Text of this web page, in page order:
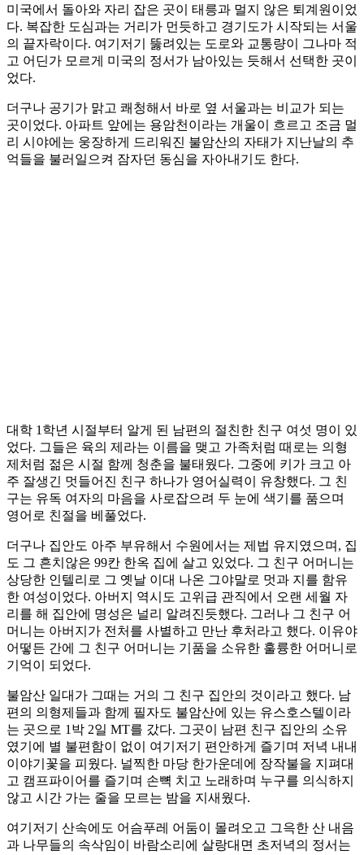
미국에서 돌아와 자리 잡은 곳이 태릉과 멀지 않은 퇴계원이었
다. 복잡한 도심과는 거리가 먼듯하고 경기도가 시작되는 서울
의 끝자락이다. 여기저기 뚫려있는 도로와 교통량이 그나마 적
고 어딘가 모르게 미국의 정서가 남아있는 듯해서 선택한 곳이
었다.
더구나 공기가 맑고 쾌청해서 바로 옆 서울과는 비교가 되는
곳이었다. 아파트 앞에는 용암천이라는 개울이 흐르고 조금 멀
리 시야에는 웅장하게 드리워진 불암산의 자태가 지난날의 추
억들을 불러일으켜 잠자던 동심을 자아내기도 한다.
대학 1학년 시절부터 알게 된 남편의 절친한 친구 여섯 명이 있
었다. 그들은 육의 제라는 이름을 맺고 가족처럼 때로는 의형
제처럼 젊은 시절 함께 청춘을 불태웠다. 그중에 키가 크고 아
주 잘생긴 멋들어진 친구 하나가 영어실력이 유창했다. 그 친
구는 유독 여자의 마음을 사로잡으려 두 눈에 색기를 품으며
영어로 친절을 베풀었다.
더구나 집안도 아주 부유해서 수원에서는 제법 유지였으며, 집
도 그 흔치않은 99칸 한옥 집에 살고 있었다. 그 친구 어머니는
상당한 인텔리로 그 옛날 이대 나온 그야말로 멋과 지를 함유
한 여성이었다. 아버지 역시도 고위급 관직에서 오랜 세월 자
리를 해 집안에 명성은 널리 알려진듯했다. 그러나 그 친구 어
머니는 아버지가 전처를 사별하고 만난 후처라고 했다. 이유야
어떻든 간에 그 친구 어머니는 기품을 소유한 훌륭한 어머니로
기억이 되었다.
불암산 일대가 그때는 거의 그 친구 집안의 것이라고 했다. 남
편의 의형제들과 함께 필자도 불암산에 있는 유스호스텔이라
는 곳으로 1박 2일 MT를 갔다. 그곳이 남편 친구 집안의 소유
였기에 별 불편함이 없이 여기저기 편안하게 즐기며 저녁 내내
이야기꽃을 피웠다. 널찍한 마당 한가운데에 장작불을 지펴대
고 캠프파이어를 즐기며 손뼉 치고 노래하며 누구를 의식하지
않고 시간 가는 줄을 모르는 밤을 지새웠다.
여기저기 산속에도 어슴푸레 어둠이 몰려오고 그윽한 산 내음
과 나무들의 속삭임이 바람소리에 살랑대면 초저녁의 정서는